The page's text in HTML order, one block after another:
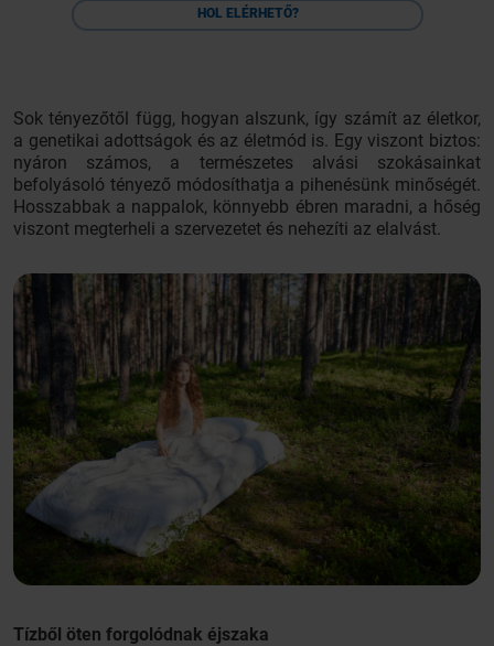
HOL ELÉRHETŐ?
Sok tényezőtől függ, hogyan alszunk, így számít az életkor,
a genetikai adottságok és az életmód is. Egy viszont biztos:
nyáron számos, a természetes alvási szokásainkat
befolyásoló tényező módosíthatja a pihenésünk minőségét.
Hosszabbak a nappalok, könnyebb ébren maradni, a hőség
viszont megterheli a szervezetet és nehezíti az elalvást.
Tízből öten forgolódnak éjszaka